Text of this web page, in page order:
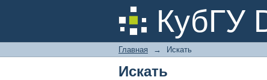
КубГУ
Искать
Главная → Искать
Искать